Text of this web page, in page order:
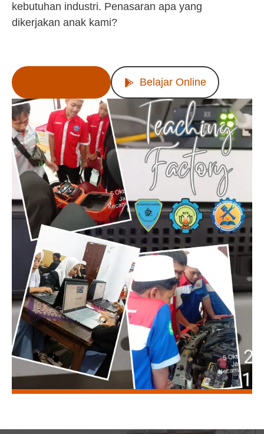
kebutuhan industri. Penasaran apa yang
dikerjakan anak kami?
Belajar Online